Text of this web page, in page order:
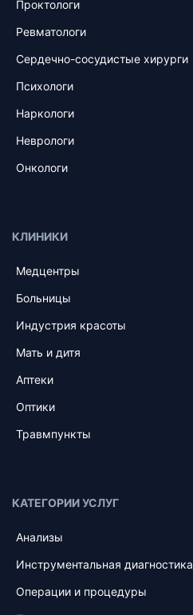
Проктологи
Ревматологи
Сердечно-сосудистые хирурги
Психологи
Наркологи
Неврологи
Онкологи
КЛИНИКИ
Медцентры
Больницы
Индустрия красоты
Мать и дитя
Аптеки
Оптики
Травмпункты
КАТЕГОРИИ УСЛУГ
Анализы
Инструментальная диагностика
Операции и процедуры